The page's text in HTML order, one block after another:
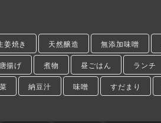
姜焼き 天然醸造 無添加味噌
唐揚げ 煮物 昼ごはん ランチ
納豆汁 味噌 すだまり